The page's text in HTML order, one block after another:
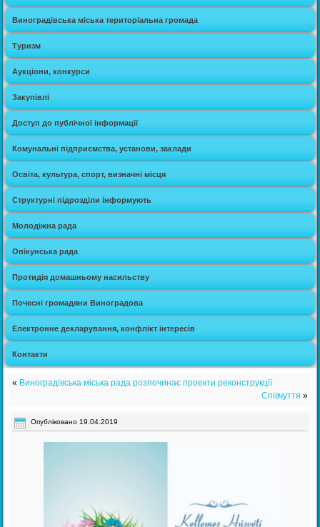
Виноградівська міська територіальна громада
Туризм
Аукціони, конкурси
Закупівлі
Доступ до публічної інформації
Комунальні підприємства, установи, заклади
Освіта, культура, спорт, визначні місця
Структурні підрозділи інформують
Молодіжна рада
Опікунська рада
Протидія домашньому насильству
Почесні громадяни Виноградова
Електронне декларування, конфлікт інтересів
Контакти
« Виноградівська міська рада розпочинає проекти реконструкції
Співчуття »
Опубліковано 19.04.2019